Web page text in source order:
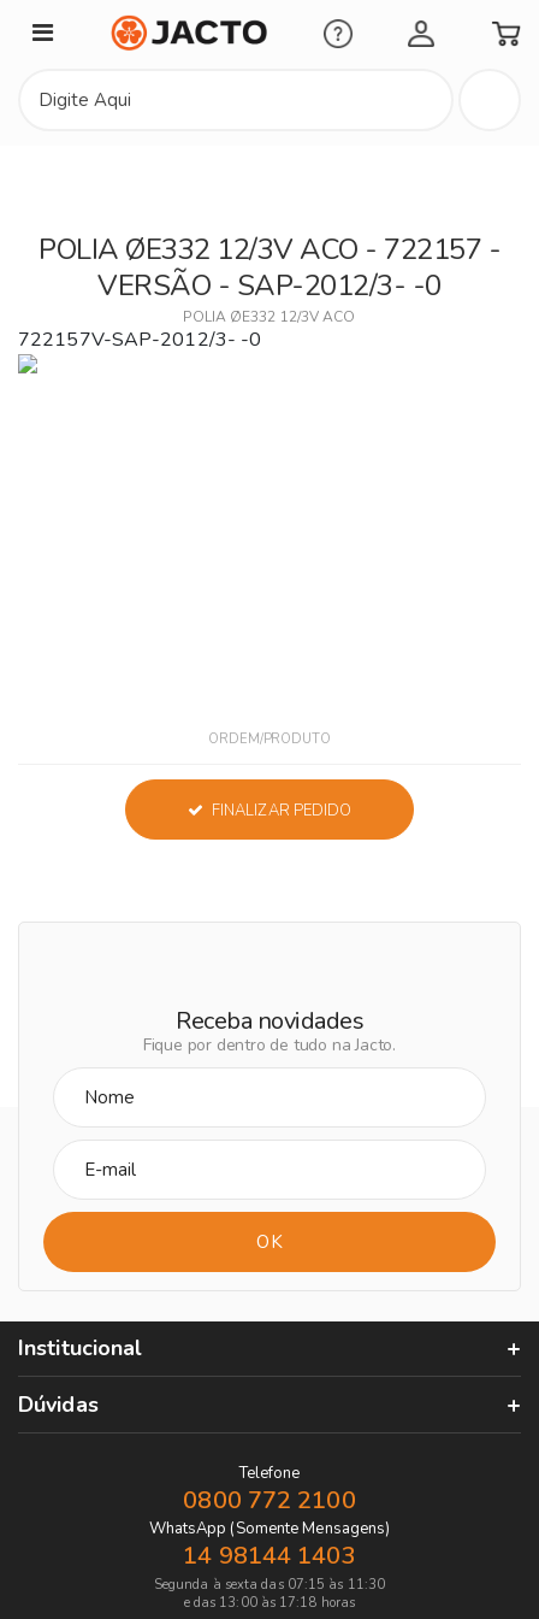
Minha Conta
POLIA ØE332 12/3V ACO - 722157 -
VERSÃO - SAP-2012/3- -0
POLIA ØE332 12/3V ACO
722157V-SAP-2012/3- -0
ORDEM/PRODUTO
FINALIZAR PEDIDO
Receba novidades
Fique por dentro de tudo na Jacto.
Institucional
Dúvidas
Telefone
0800 772 2100
WhatsApp (Somente Mensagens)
14 98144 1403
Segunda à sexta das 07:15 às 11:30
e das 13:00 às 17:18 horas